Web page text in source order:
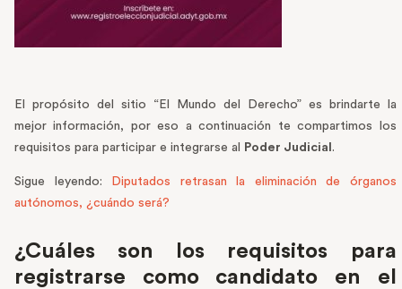
El propósito del sitio “El Mundo del Derecho” es brindarte la
mejor información, por eso a continuación te compartimos los
requisitos para participar e integrarse al
Poder Judicial .
Sigue leyendo:
Diputados retrasan la eliminación de órganos
autónomos, ¿cuándo será?
¿Cuáles son los requisitos para
registrarse como candidato en el